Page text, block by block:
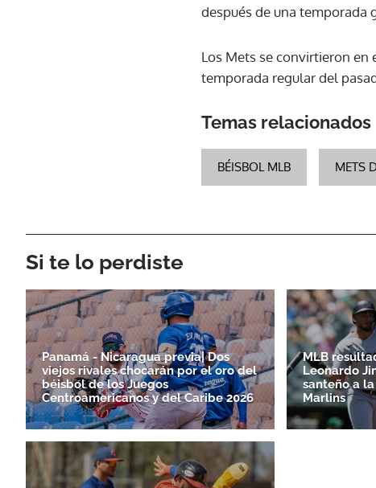
después de una temporada
Los Mets se convirtieron en
temporada regular del
Temas relacionados
BÉISBOL MLB METS
Si te lo perdiste
Panamá - Nicaragua previa| Dos
viejos rivales chocarán por el oro del
béisbol de los Juegos
Centroamericanos y del Caribe 2026
MLB
Leonardo
santeño a
Marlins